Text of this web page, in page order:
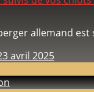
allemand
avril 2025